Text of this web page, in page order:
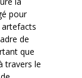
pour
artefacts
de
que
travers le